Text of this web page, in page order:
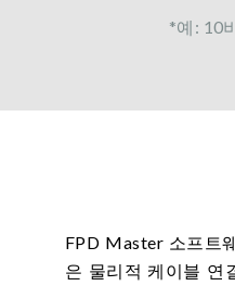
*예: 10
FPD Master 소프트
은 물리적 케이블 연